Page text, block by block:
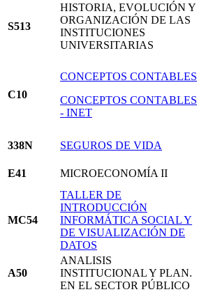
S513
HISTORIA, EVOLUCIÓN Y
ORGANIZACIÓN DE LAS
INSTITUCIONES
UNIVERSITARIAS
C10
CONCEPTOS CONTABLES
CONCEPTOS CONTABLES
- INET
338N SEGUROS DE VIDA
E41 MICROECONOMÍA II
MC54
TALLER DE
INTRODUCCIÓN
INFORMÁTICA SOCIAL Y
DE VISUALIZACIÓN DE
DATOS
A50
ANALISIS
INSTITUCIONAL Y PLAN.
EN EL SECTOR PÚBLICO